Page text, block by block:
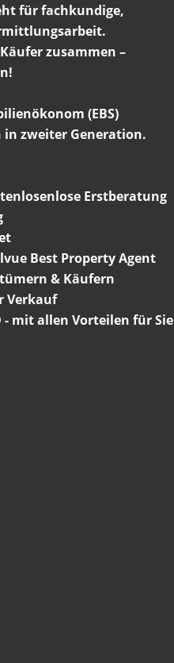
für fachkundige,
zusammen –
(EBS)
zweiter Generation.
Erstberatung
Best Property Agent
& Käufern
Verkauf
mit allen Vorteilen für Sie